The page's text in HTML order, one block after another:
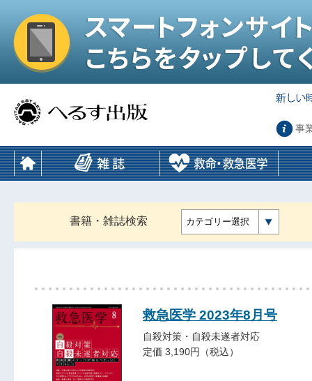
事
書籍・雑誌検索 カテゴリー選択
救急医学 2023年8月号
自殺対策・自殺未遂者対応
定価 3,190円（税込）